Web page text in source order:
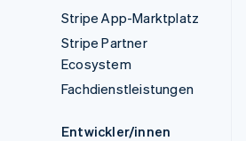
Stripe App-Marktplatz
Stripe Partner
Ecosystem
Fachdienstleistungen
Entwickler/innen